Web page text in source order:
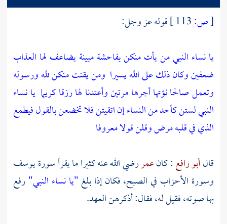
[ص:
قوله عز وجل:
يا نساء النبي من يأت منكن بفاحشة مبينة يضاعف لها العذاب
ضعفين وكان ذلك على الله يسيرا ومن يقنت منكن لله ورسوله
وتعمل صالحا نؤتها أجرها مرتين وأعتدنا لها رزقا كريما يا نساء
النبي لستن كأحد من النساء إن اتقيتن فلا تخضعن بالقول فيطمع
الذي في قلبه مرض وقلن قولا معروفا
قالأبو رافع: كانعمررضي الله عنه كثيرا ما يقرأ سورة يوسف
وسورة الأحزاب في الصبح، فكان إذا بلغ"يا نساء النبي"رفع
بها صوته، فقيل له، فقال: أذكرهن العهد.